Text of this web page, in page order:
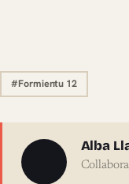
#Formientu 12
SobreAlba